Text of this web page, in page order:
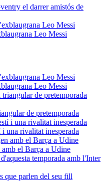
el darrer amistós de
Leo Messi
Leo Messi
de pretemporada
una rivalitat inesperada
el Barça a Udine
que parlen del seu fill